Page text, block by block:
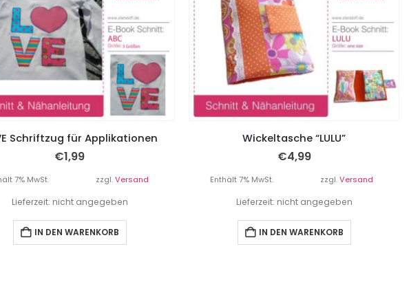
Schriftzug für Applikationen
€1,99
7% MwSt. zzgl.Versand
Lieferzeit: nicht angegeben
IN DEN WARENKORB
Wickeltasche “LULU”
€4,99
Enthält 7% MwSt. zzgl.Versand
Lieferzeit: nicht angegeben
IN DEN WARENKORB